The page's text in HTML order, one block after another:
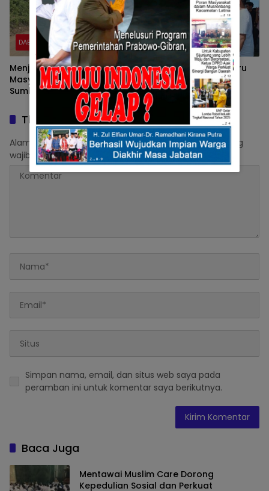
DAERAH
Menjawab Keluhan
Masyarakat, Pemprov
Sumbar Kembali lakukan
Penanganan Ruas Jalan
Kawasan Sijunjung – Tanah
Datar.
DAERAH
Wisata Rekreasi Berburu
Nagari Kasang Meriah,
Leonardy: Lestarikan
dengan Alek Nagari.
Tinggalkan Balasan
Alamat email Anda tidak akan dipublikasikan. Ruas yang
wajib ditandai*
Simpan nama, email, dan situs web saya pada
peramban ini untuk komentar saya berikutnya.
Baca Juga
Mentawai Muslim Care Dorong
Kepedulian Sosial dan Perkuat